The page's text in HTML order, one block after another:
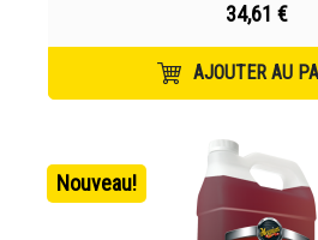
34,61 €
AJOUTER AU
Nouveau!